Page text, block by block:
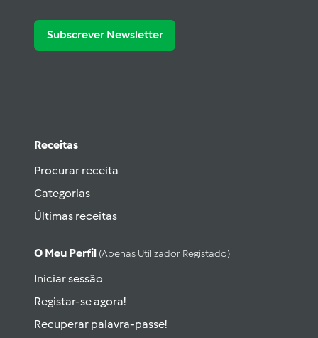
Subscrever Newsletter
Receitas
Procurar receita
Categorias
Últimas receitas
O Meu Perfil (apenas Utilizador Registado)
Iniciar sessão
Registar-se agora!
Recuperar palavra-passe!